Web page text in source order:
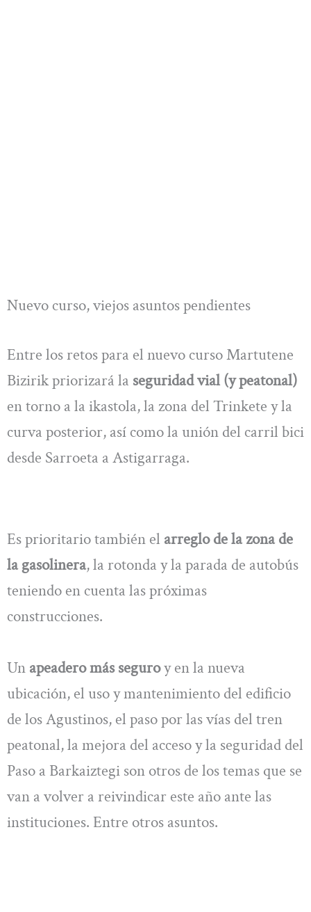
Nuevo curso, viejos asuntos pendientes
Entre los retos para el nuevo curso Martutene
Bizirik priorizará la seguridad vial (y peatonal)
en torno a la ikastola, la zona del Trinkete y la
curva posterior, así como la unión del carril bici
desde Sarroeta a Astigarraga.
Es prioritario también el arreglo de la zona de
la gasolinera, la rotonda y la parada de autobús
teniendo en cuenta las próximas
construcciones.
Un apeadero más seguroy en la nueva
ubicación, el uso y mantenimiento del edificio
de los Agustinos, el paso por las vías del tren
peatonal, la mejora del acceso y la seguridad del
Paso a Barkaiztegi son otros de los temas que se
van a volver a reivindicar este año ante las
instituciones. Entre otros asuntos.